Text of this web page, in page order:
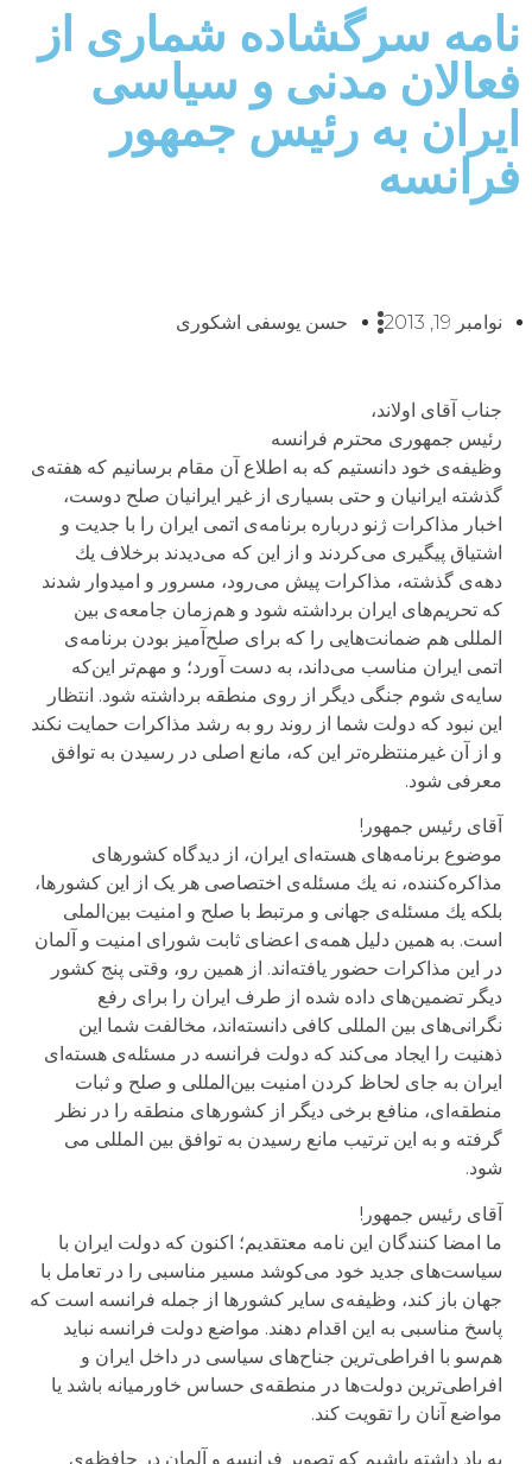
نامه سرگشاده شماری از
فعالان مدنی و سیاسی
ایران به رئیس جمهور
فرانسه
نوامبر 19, 2013 حسن یوسفی اشکوری
جناب آقای اولاند،
رئیس جمهوری محترم فرانسه
وظیفه‌ی خود دانستیم كه به اطلاع آن مقام برسانیم كه هفته‌ی
گذشته ایرانیان و حتی بسیاری از غیر ایرانیان صلح دوست،
اخبار مذاكرات ژنو درباره برنامه‌ی اتمی ایران را با جدیت و
اشتیاق پیگیری می‌كردند و از این كه می‌دیدند برخلاف یك
دهه‌ی گذشته، مذاكرات پیش می‌رود، مسرور و امیدوار شدند
كه تحریم‌های ایران برداشته شود و هم‌زمان جامعه‌ی بین
المللی هم ضمانت‌هایی را که برای صلح‌‌آمیز بودن برنامه‌ی
اتمی ایران مناسب می‌داند، به دست آورد؛ و مهم‌تر این‌که
سایه‌ی شوم جنگی دیگر از روی منطقه برداشته شود. انتظار
این نبود که دولت شما از روند رو به رشد مذاكرات حمایت نكند
و از آن غیر‌منتظره‌تر این كه، مانع اصلی در رسیدن به توافق
معرفی شود.
آقای رئیس جمهور!
موضوع برنامه‌های هسته‌ای ایران، از دیدگاه كشورهای
مذاكره‌كننده، نه یك مسئله‌ی اختصاصی هر یک از این کشورها،
بلكه یك مسئله‌ی جهانی و مرتبط با صلح و امنیت بین‌الملی
است. به همین دلیل همه‌ی اعضای ثابت شورای امنیت و آلمان
در این مذاكرات حضور یافته‌اند. از همین رو، وقتی پنج كشور
دیگر تضمین‌های داده شده از طرف ایران را برای رفع
نگرانی‌های بین المللی كافی دانسته‌اند، مخالفت شما این
ذهنیت را ایجاد می‌كند كه دولت فرانسه در مسئله‌ی هسته‌ای
ایران به جای لحاظ کردن امنیت بین‌المللی و صلح و ثبات
منطقه‌ای، منافع برخی دیگر از كشورهای منطقه را در نظر
گرفته و به این ترتیب مانع رسیدن به توافق بین المللی می
شود.
آقای رئیس جمهور!
ما امضا كنندگان این نامه معتقدیم؛ اكنون كه دولت ایران با
سیاست‌های جدید خود می‌كوشد مسیر مناسبی را در تعامل با
جهان باز كند، وظیفه‌ی سایر كشورها از جمله فرانسه است كه
پاسخ مناسبی به این اقدام دهند. مواضع دولت فرانسه نباید
هم‌سو با افراطی‌ترین جناح‌های سیاسی در داخل ایران و
افراطی‌ترین دولت‌ها در منطقه‌ی حساس خاورمیانه باشد یا
مواضع آنان را تقویت كند.
به یاد داشته باشیم که تصویر فرانسه و آلمان در حافظه‌ی